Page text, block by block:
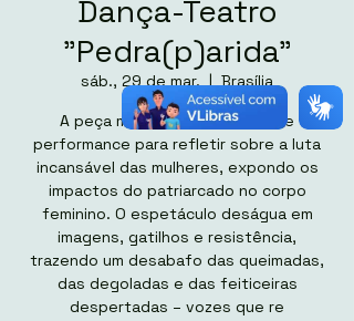
Dança-Teatro
"Pedra(p)arida"
sáb., 29 de mar.
  |
Brasília
A peça mistura dança, teatro e
performance para refletir sobre a luta
incansável das mulheres, expondo os
impactos do patriarcado no corpo
feminino. O espetáculo deságua em
imagens, gatilhos e resistência,
trazendo um desabafo das queimadas,
das degoladas e das feiticeiras
despertadas – vozes que re